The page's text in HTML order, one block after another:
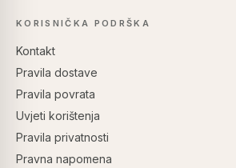
KORISNIČKA PODRŠKA
Kontakt
Pravila dostave
Pravila povrata
Uvjeti korištenja
Pravila privatnosti
Pravna napomena